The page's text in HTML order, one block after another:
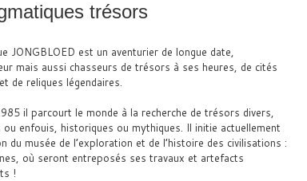
trésors
JONGBLOED est un aventurier de longue date,
mais aussi chasseurs de trésors à ses heures, de cités
de reliques légendaires.
il parcourt le monde à la recherche de trésors divers,
ou enfouis, historiques ou mythiques. Il initie actuellement
du musée de l’exploration et de l’histoire des civilisations :
où seront entreposés ses travaux et artefacts
!